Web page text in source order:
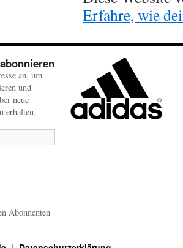
Erfahre, wie
an, um
und
neue
erhalten.
Abonnenten